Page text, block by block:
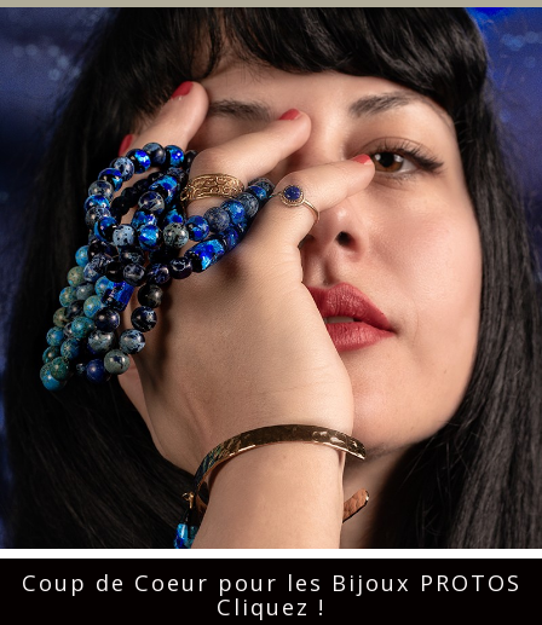
Coup de Coeur pour les Bijoux PROTOS
Cliquez !